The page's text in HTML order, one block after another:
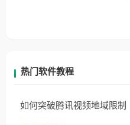
热门软件教程
如何突破腾讯视频地域限制